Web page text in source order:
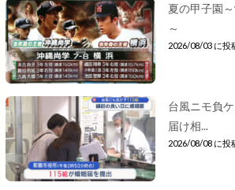
夏の甲子園
～
2026/08/03 に投
台風ニモ負
届け相...
2026/08/08 に投